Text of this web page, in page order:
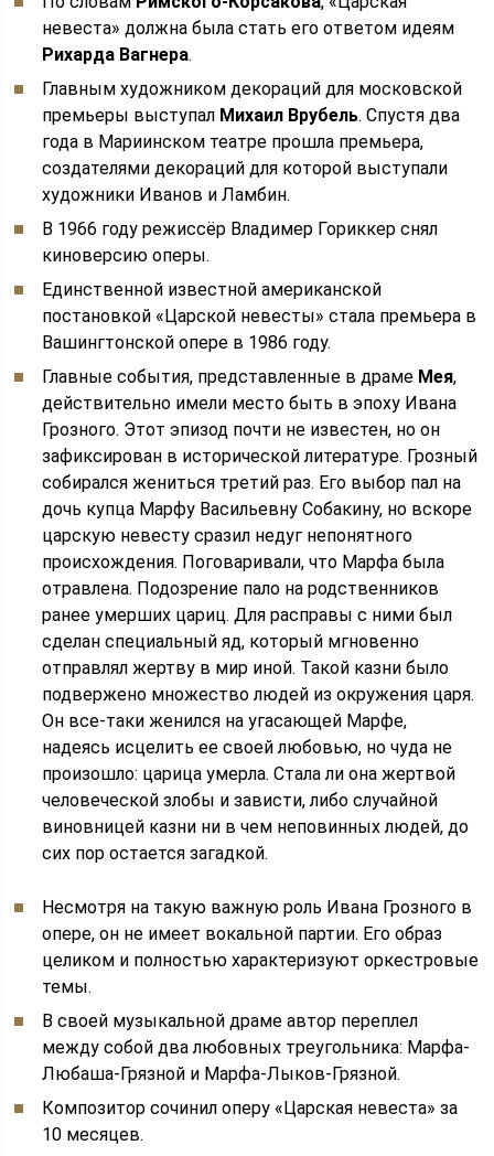
невеста» должна была стать его ответом идеям
Рихарда Вагнера.
Главным художником декораций для московской
премьеры выступал Михаил Врубель. Спустя два
года в Мариинском театре прошла премьера,
создателями декораций для которой выступали
художники Иванов и Ламбин.
В 1966 году режиссёр Владимер Гориккер снял
киноверсию оперы.
Единственной известной американской
постановкой «Царской невесты» стала премьера в
Вашингтонской опере в 1986 году.
Главные события, представленные в драме Мея,
действительно имели место быть в эпоху Ивана
Грозного. Этот эпизод почти не известен, но он
зафиксирован в исторической литературе. Грозный
собирался жениться третий раз. Его выбор пал на
дочь купца Марфу Васильевну Собакину, но вскоре
царскую невесту сразил недуг непонятного
происхождения. Поговаривали, что Марфа была
отравлена. Подозрение пало на родственников
ранее умерших цариц. Для расправы с ними был
сделан специальный яд, который мгновенно
отправлял жертву в мир иной. Такой казни было
подвержено множество людей из окружения царя.
Он все-таки женился на угасающей Марфе,
надеясь исцелить ее своей любовью, но чуда не
произошло: царица умерла. Стала ли она жертвой
человеческой злобы и зависти, либо случайной
виновницей казни ни в чем неповинных людей, до
сих пор остается загадкой.
Несмотря на такую важную роль Ивана Грозного в
опере, он не имеет вокальной партии. Его образ
целиком и полностью характеризуют оркестровые
темы.
В своей музыкальной драме автор переплел
между собой два любовных треугольника: Марфа-
Любаша-Грязной и Марфа-Лыков-Грязной.
Композитор сочинил оперу «Царская невеста» за
10 месяцев.